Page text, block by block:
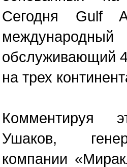
Сегодня Gulf
обслуживающий
на трех
Комментируя
Ушаков,
компании